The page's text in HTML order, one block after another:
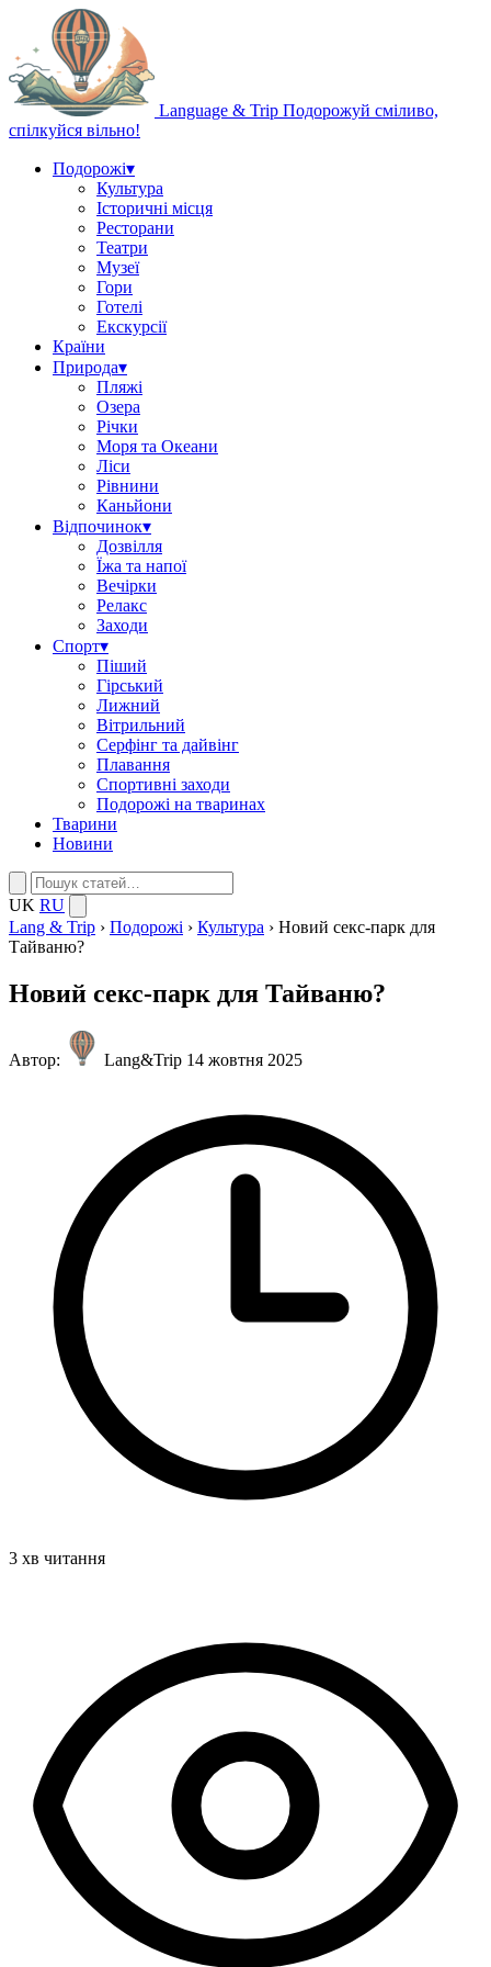
Language & Trip Подорожуй сміливо,
спілкуйся вільно!
Подорожі▾
Культура
Історичні місця
Ресторани
Театри
Музеї
Гори
Готелі
Екскурсії
Країни
Природа▾
Пляжі
Озера
Річки
Моря та Океани
Ліси
Рівнини
Каньйони
Відпочинок▾
Дозвілля
Їжа та напої
Вечірки
Релакс
Заходи
Спорт▾
Піший
Гірський
Лижний
Вітрильний
Серфінг та дайвінг
Плавання
Спортивні заходи
Подорожі на тваринах
Тварини
Новини
UK RU
Lang & Trip › Подорожі › Культура › Новий секс-парк для
Тайваню?
Новий секс-парк для Тайваню?
Автор: Lang&Trip 14 жовтня 2025
3 хв читання